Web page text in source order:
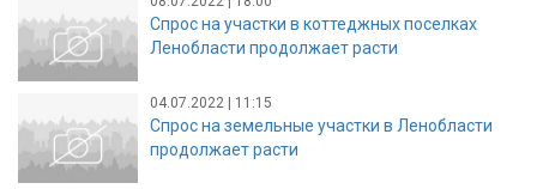
Спрос на участки в коттеджных поселках
Ленобласти продолжает расти
04.07.2022 | 11:15
Спрос на земельные участки в Ленобласти
продолжает расти